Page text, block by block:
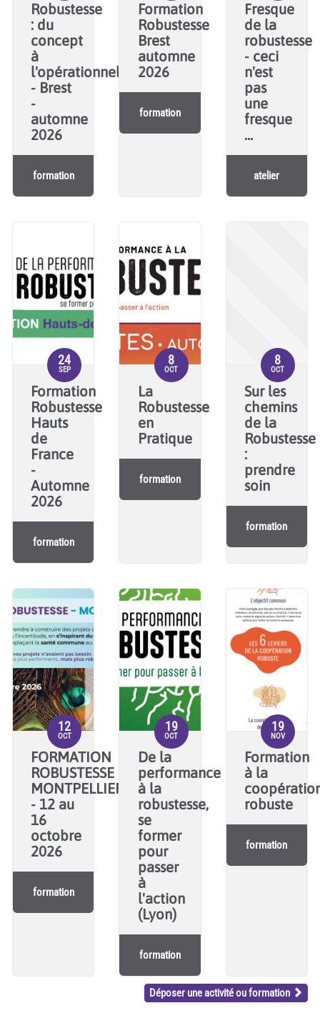
Robustesse
: du
concept
à
l'opérationnel
- Brest
-
automne
2026
formation
Formation
Robustesse
Brest
automne
2026
formation
Fresque
de la
robustesse
- ceci
n'est
pas
une
fresque
...
atelier
Formation
Robustesse
Hauts
de
France
-
Automne
2026
formation
24
SEP
La
Robustesse
en
Pratique
formation
8
OCT
Sur les
chemins
de la
Robustesse
:
prendre
soin
formation
8
OCT
FORMATION
ROBUSTESSE
MONTPELLIER
- 12 au
16
octobre
2026
formation
12
OCT
De la
performance
à la
robustesse,
se
former
pour
passer
à
l'action
(Lyon)
formation
19
OCT
Formation
à la
robuste
formation
19
NOV
Déposer une activité ou formation